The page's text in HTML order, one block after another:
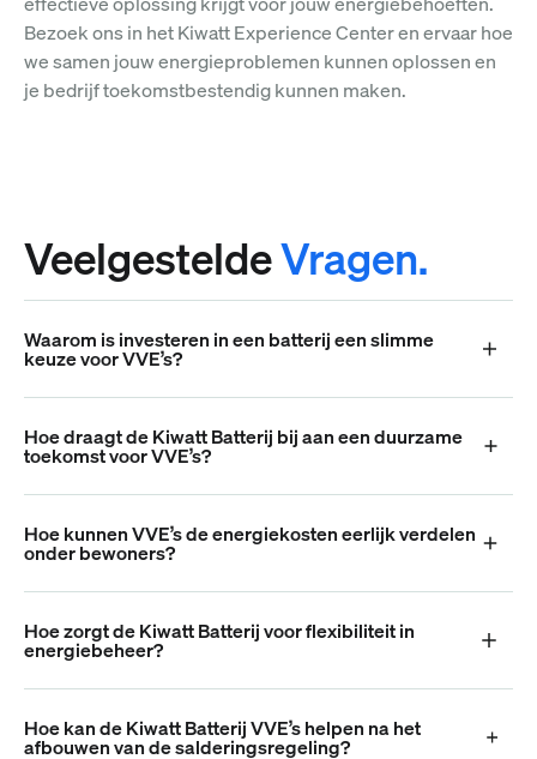
Bezoek ons in het Kiwatt Experience Center en ervaar hoe
we samen jouw energieproblemen kunnen oplossen en
je bedrijf toekomstbestendig kunnen maken.
VeelgesteldeVragen.
Waarom is investeren in een batterij een slimme
keuze voor VVE’s?
Hoe draagt de Kiwatt Batterij bij aan een duurzame
toekomst voor VVE’s?
Hoe kunnen VVE’s de energiekosten eerlijk verdelen
onder bewoners?
Hoe zorgt de Kiwatt Batterij voor flexibiliteit in
energiebeheer?
Hoe kan de Kiwatt Batterij VVE’s helpen na het
afbouwen van de salderingsregeling?